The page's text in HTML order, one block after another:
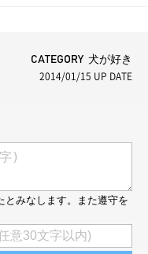
CATEGORY 犬が好き
2014/01/15 UP DATE